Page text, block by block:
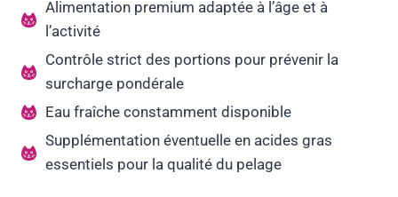
Alimentation premium adaptée à l’âge et à
l’activité
Contrôle strict des portions pour prévenir la
surcharge pondérale
Eau fraîche constamment disponible
Supplémentation éventuelle en acides gras
essentiels pour la qualité du pelage